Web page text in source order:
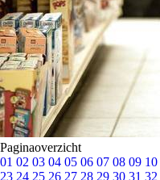
Paginaoverzicht
01 02 03 04 05 06 07 08 09 10
23 24 25 26 27 28 29 30 31 32